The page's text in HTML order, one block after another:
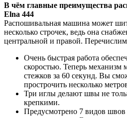
В чём главные преимущества
Elna 444
Распошивальная машина может
несколько строчек, ведь она
центральной и правой.
Очень быстрая работа
скоростью. Теперь
стежков за 60 секунд. Вы
прострочить несколько
Три иглы делают швы не
крепкими.
Предусмотрено 7 видов швов